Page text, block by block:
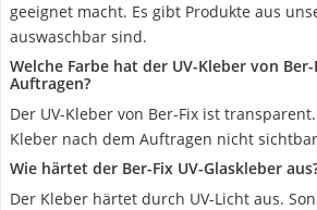
geeignet macht. Es gibt Produkte aus
auswaschbar sind.
Welche Farbe hat der UV-Kleber von
Auftragen?
Der UV-Kleber von Ber-Fix ist
Kleber nach dem Auftragen nicht
Wie härtet der Ber-Fix UV-Glaskleber
Der Kleber härtet durch UV-Licht aus.